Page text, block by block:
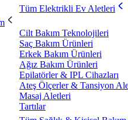
Tüm Elektrikli Ev Aletleri
Cilt Bakım Teknolojileri
Saç Bakım Ürünleri
Erkek Bakım Ürünleri
Ağız Bakım Ürünleri
Epilatörler & IPL Cihazları
Ateş Ölçerler & Tansiyon
Masaj Aletleri
Tartılar